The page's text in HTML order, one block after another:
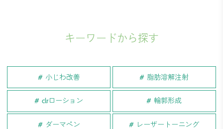
キーワードから探す
小じわ改善 脂肪溶解注射
clrローション 輪郭形成
ダーマペン レーザートーニング